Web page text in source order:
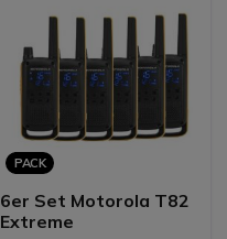
PACK
6er Set Motorola T82
Extreme